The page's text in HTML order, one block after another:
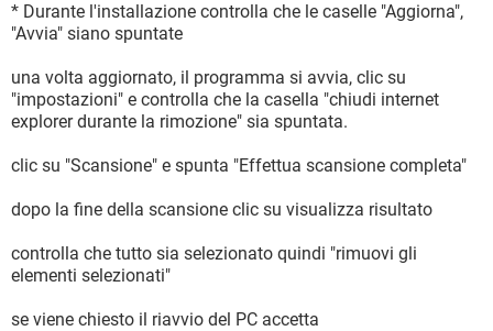
* Durante l'installazione controlla che le caselle "Aggiorna",
"Avvia" siano spuntate
una volta aggiornato, il programma si avvia, clic su
"impostazioni" e controlla che la casella "chiudi internet
explorer durante la rimozione" sia spuntata.
clic su "Scansione" e spunta "Effettua scansione completa"
dopo la fine della scansione clic su visualizza risultato
controlla che tutto sia selezionato quindi "rimuovi gli
elementi selezionati"
se viene chiesto il riavvio del PC accetta